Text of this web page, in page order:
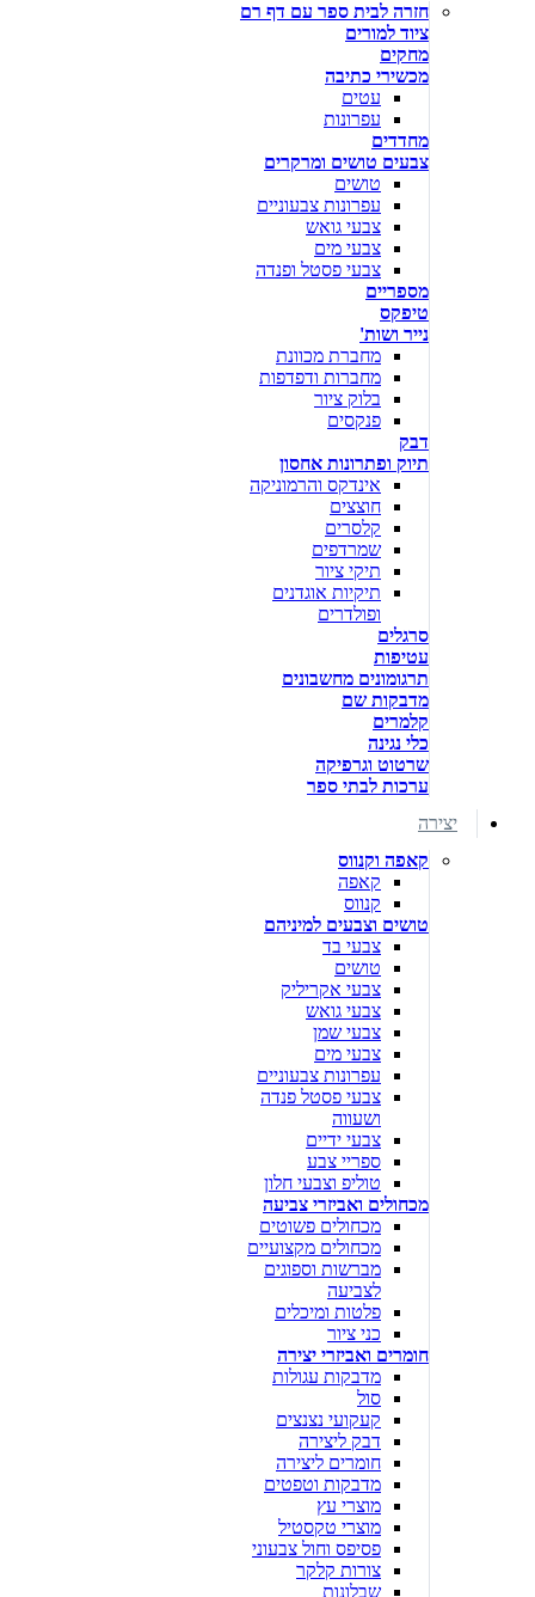
חזרה לבית ספר עם דף רם
ציוד למורים
מחקים
מכשירי כתיבה
עטים
עפרונות
מחדדים
צבעים טושים ומרקרים
טושים
עפרונות צבעוניים
צבעי גואש
צבעי מים
צבעי פסטל ופנדה
מספריים
טיפקס
נייר ושות'
מחברת מכוונת
מחברות ודפדפות
בלוק ציור
פנקסים
דבק
תיוק ופתרונות אחסון
אינדקס והרמוניקה
חוצצים
קלסרים
שמרדפים
תיקי ציור
תיקיות אוגדנים
ופולדרים
סרגלים
עטיפות
תרגומונים מחשבונים
מדבקות שם
קלמרים
כלי נגינה
שרטוט וגרפיקה
ערכות לבתי ספר
יצירה
קאפה וקנווס
קאפה
קנווס
טושים וצבעים למיניהם
צבעי בד
טושים
צבעי אקריליק
צבעי גואש
צבעי שמן
צבעי מים
עפרונות צבעוניים
צבעי פסטל פנדה
ושעווה
צבעי ידיים
ספריי צבע
טוליפ וצבעי חלון
מכחולים ואביזרי צביעה
מכחולים פשוטים
מכחולים מקצועיים
מברשות וספוגים
לצביעה
פלטות ומיכלים
כני ציור
חומרים ואביזרי יצירה
מדבקות עגולות
סול
קעקועי נצנצים
דבק ליצירה
חומרים ליצירה
מדבקות וטפטים
מוצרי עץ
מוצרי טקסטיל
פסיפס וחול צבעוני
צורות קלקר
שבלונות